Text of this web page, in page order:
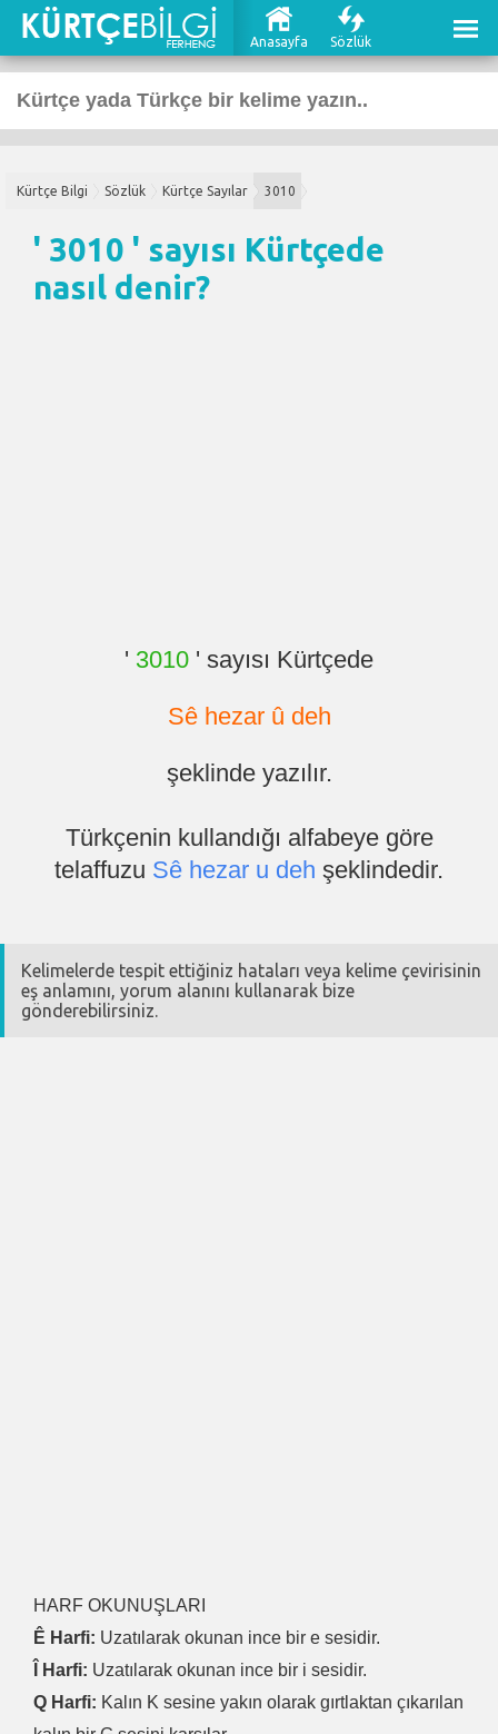
Anasayfa Sözlük
Kürtçe Bilgi Sözlük Kürtçe Sayılar 3010
' 3010 ' sayısı Kürtçede
nasıl denir?
' 3010 ' sayısı Kürtçede
Sê hezar û deh
şeklinde yazılır.
Türkçenin kullandığı alfabeye göre
telaffuzu Sê hezar u deh şeklindedir.
Kelimelerde tespit ettiğiniz hataları veya kelime çevirisinin
eş anlamını, yorum alanını kullanarak bize
gönderebilirsiniz.
HARF OKUNUŞLARI
Ê Harfi: Uzatılarak okunan ince bir e sesidir.
Î Harfi: Uzatılarak okunan ince bir i sesidir.
Q Harfi: Kalın K sesine yakın olarak gırtlaktan çıkarılan